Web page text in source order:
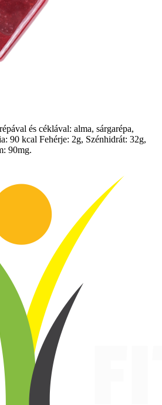
és céklával: alma, sárgarépa,
90 kcal Fehérje: 2g, Szénhidrát: 32g,
90mg.